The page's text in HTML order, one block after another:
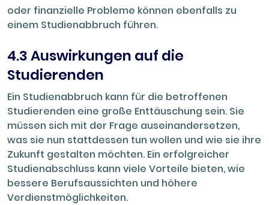
oder finanzielle Probleme können ebenfalls zu
einem Studienabbruch führen.
4.3 Auswirkungen auf die
Studierenden
Ein Studienabbruch kann für die betroffenen
Studierenden eine große Enttäuschung sein. Sie
müssen sich mit der Frage auseinandersetzen,
was sie nun stattdessen tun wollen und wie sie ihre
Zukunft gestalten möchten. Ein erfolgreicher
Studienabschluss kann viele Vorteile bieten, wie
bessere Berufsaussichten und höhere
Verdienstmöglichkeiten.